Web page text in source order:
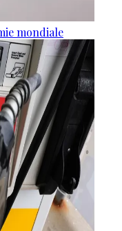
mondiale